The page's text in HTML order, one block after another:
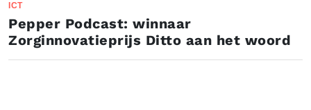
ICT
Pepper Podcast: winnaar
Zorginnovatieprijs Ditto aan het woord